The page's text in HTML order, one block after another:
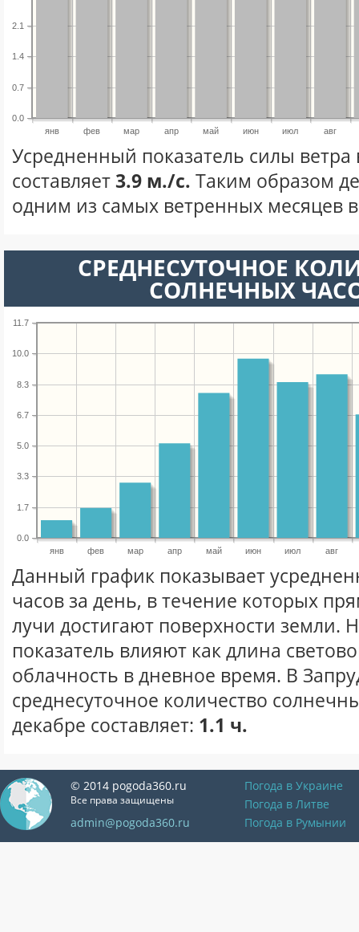
янв фев мар апр май июн июл авг
0.0
0.7
1.4
2.1
Усредненный показатель силы ветра
составляет3.9 м./с. Таким образом
одним из самых ветренных месяцев в
СРЕДНЕСУТОЧНОЕ
СОЛНЕЧНЫХ
янв фев мар апр май июн июл авг
0.0
1.7
3.3
5.0
6.7
8.3
10.0
11.7
Данный график показывает
часов за день, в течение которых
лучи достигают поверхности земли.
показатель влияют как длина
облачность в дневное время. В
среднесуточное количество
декабре составляет: 1.1 ч.
© 2014 pogoda360.ru
Все права защищены
admin@pogoda360.ru
Погода в Украине
Погода в Литве
Погода в Румынии